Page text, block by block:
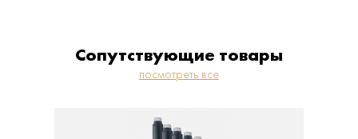
Сопутствующие товары
посмотреть все